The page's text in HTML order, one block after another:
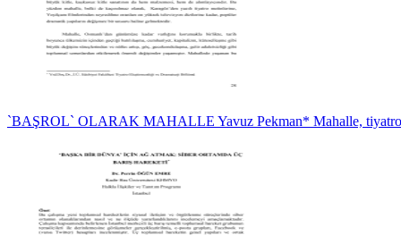
`BAŞROL` OLARAK MAHALLE Yavuz Pekman* Mahalle,